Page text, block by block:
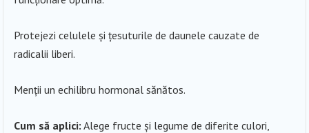
Protejezi celulele și țesuturile de daunele cauzate de
radicalii liberi.
Menții un echilibru hormonal sănătos.
Cum să aplici: Alege fructe și legume de diferite culori,